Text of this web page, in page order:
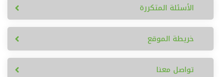
الأسئلة المتكررة
خريطة الموقع
تواصل معنا